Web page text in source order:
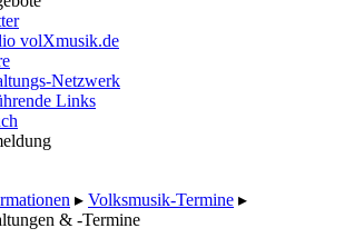
volXmusik.de
Netzwerk
Links
▸ Volksmusik-Termine ▸
& -Termine